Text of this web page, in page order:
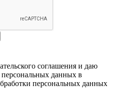
соглашения и даю
персональных данных в
персональных данных